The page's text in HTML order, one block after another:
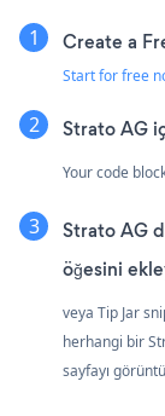
Create a
Start for free
Strato AG
Your code
Strato AG
öğesini
veya Tip Jar
herhangi bir
sayfayı